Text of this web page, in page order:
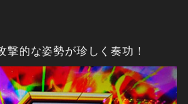
撃的な姿勢が珍しく奏功！